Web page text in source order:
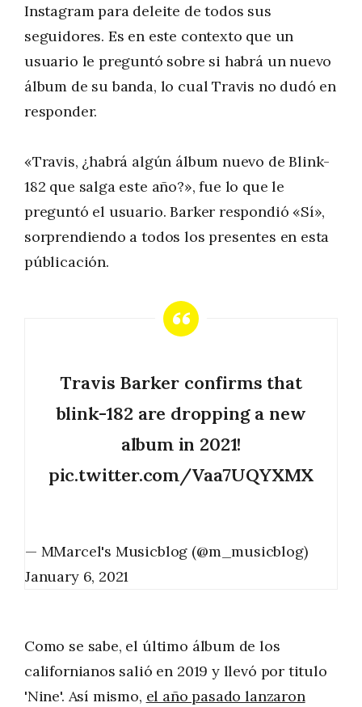
Instagram para deleite de todos sus
seguidores. Es en este contexto que un
usuario le preguntó sobre si habrá un nuevo
álbum de su banda, lo cual Travis no dudó en
responder.
«Travis, ¿habrá algún álbum nuevo de Blink-
182 que salga este año?», fue lo que le
preguntó el usuario. Barker respondió «Sí»,
sorprendiendo a todos los presentes en esta
públicación.
Travis Barker confirms that
blink-182 are dropping a new
album in 2021!
pic.twitter.com/Vaa7UQYXMX
— MMarcel's Musicblog (@m_musicblog)
January 6, 2021
Como se sabe, el último álbum de los
californianos salió en 2019 y llevó por titulo
'Nine'. Así mismo, el año pasado lanzaron